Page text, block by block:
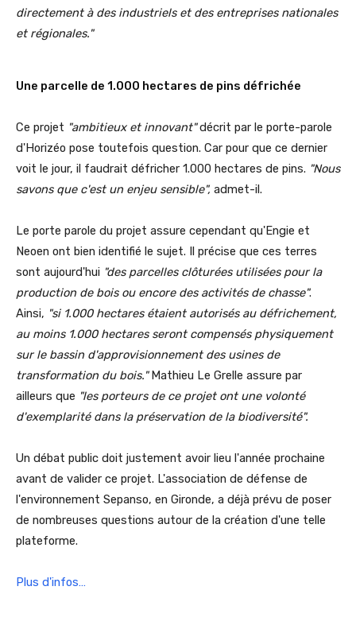
directement à des industriels et des entreprises nationales
et régionales."
Une parcelle de 1.000 hectares de pins défrichée
Ce projet "ambitieux et innovant"décrit par le porte-parole
d'Horizéo pose toutefois question. Car pour que ce dernier
voit le jour, il faudrait défricher 1.000 hectares de pins. "Nous
savons que c'est un enjeu sensible", admet-il.
Le porte parole du projet assure cependant qu'Engie et
Neoen ont bien identifié le sujet. Il précise que ces terres
sont aujourd'hui "des parcelles clôturées utilisées pour la
production de bois ou encore des activités de chasse".
Ainsi, "si 1.000 hectares étaient autorisés au défrichement,
au moins 1.000 hectares seront compensés physiquement
sur le bassin d'approvisionnement des usines de
transformation du bois."Mathieu Le Grelle assure par
ailleurs que "les porteurs de ce projet ont une volonté
d'exemplarité dans la préservation de la biodiversité".
Un débat public doit justement avoir lieu l'année prochaine
avant de valider ce projet. L'association de défense de
l'environnement Sepanso, en Gironde, a déjà prévu de poser
de nombreuses questions autour de la création d'une telle
plateforme.
Plus d'infos…